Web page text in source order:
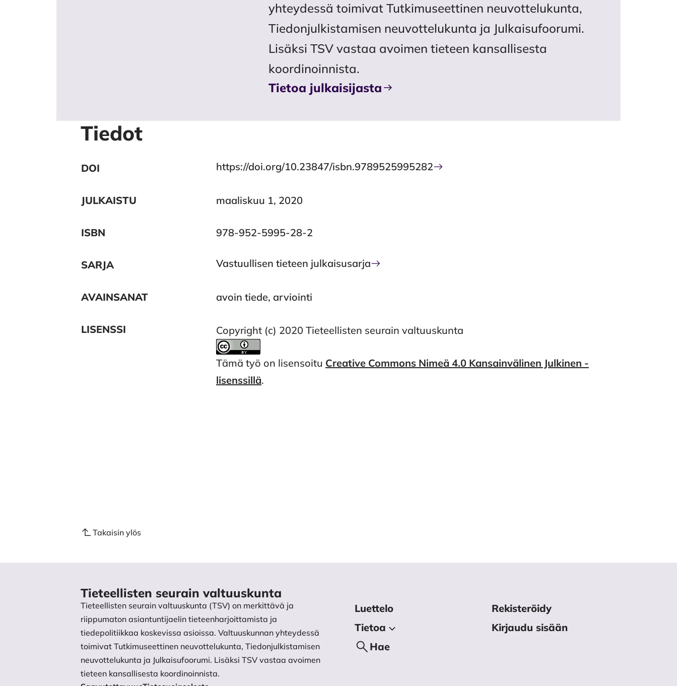
yhteydessä toimivat Tutkimuseettinen neuvottelukunta,
Tiedonjulkistamisen neuvottelukunta ja Julkaisufoorumi.
Lisäksi TSV vastaa avoimen tieteen kansallisesta
koordinoinnista.
Tietoa julkaisijasta
Tiedot
DOI https://doi.org/10.23847/isbn.9789525995282
JULKAISTU maaliskuu 1, 2020
ISBN 978-952-5995-28-2
SARJA Vastuullisen tieteen julkaisusarja
AVAINSANAT avoin tiede, arviointi
LISENSSI Copyright (c) 2020 Tieteellisten seurain valtuuskunta
Tämä työ on lisensoitu Creative Commons Nimeä 4.0 Kansainvälinen Julkinen -
lisenssillä.
Takaisin ylös
Tieteellisten seurain valtuuskunta
Tieteellisten seurain valtuuskunta (TSV) on merkittävä ja
riippumaton asiantuntijaelin tieteenharjoittamista ja
tiedepolitiikkaa koskevissa asioissa. Valtuuskunnan yhteydessä
toimivat Tutkimuseettinen neuvottelukunta, Tiedonjulkistamisen
neuvottelukunta ja Julkaisufoorumi. Lisäksi TSV vastaa avoimen
tieteen kansallisesta koordinoinnista.
Luettelo
Tietoa
Tietoa julkaisijasta
Hae
Rekisteröidy
Kirjaudu sisään